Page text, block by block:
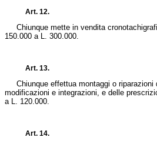
Art. 12.
Chiunque mette in vendita
150.000 a L. 300.000.
Art. 13.
Chiunque effettua montaggi o riparazioni
modificazioni e integrazioni, e delle
a L. 120.000.
Art. 14.